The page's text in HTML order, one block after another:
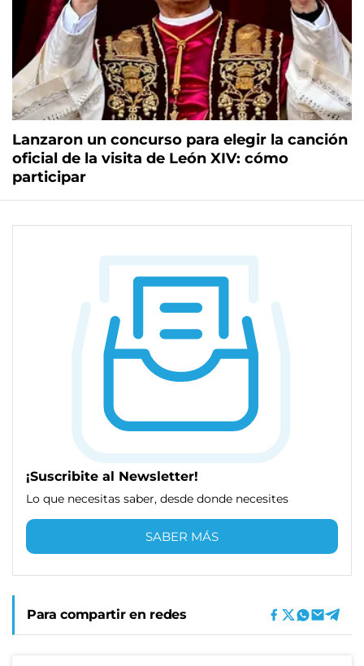
Lanzaron un concurso para elegir la canción
oficial de la visita de León XIV: cómo
participar
¡Suscribite al Newsletter!
Lo que necesitas saber, desde donde necesites
SABER MÁS
Para compartir en redes